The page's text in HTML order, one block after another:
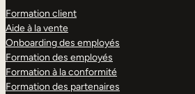
Formation client
Aide à la vente
Onboarding des employés
Formation des employés
Formation à la conformité
Formation des partenaires